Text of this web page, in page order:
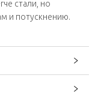
стали, но
и потускнению.